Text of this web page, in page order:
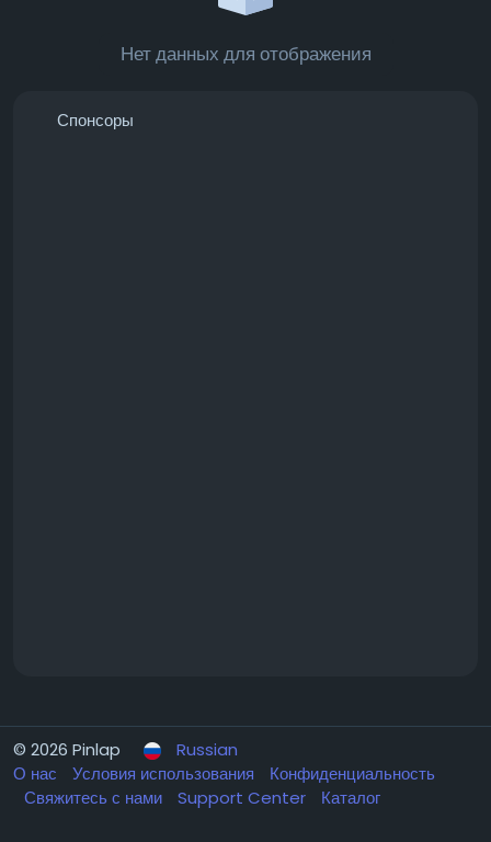
Нет данных для отображения
Спонсоры
© 2026 Pinlap
Russian
О нас
Условия использования
Конфиденциальность
Свяжитесь с нами
Support Center Каталог